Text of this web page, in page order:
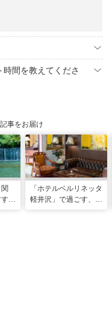
間を教えてくださ
事をお届け
め
「ホテルベルリネッタ
軽井沢」で過ごす、ア